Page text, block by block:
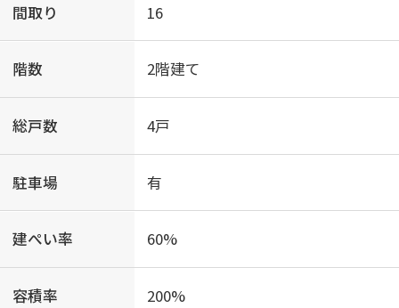
間取り 16
階数 2階建て
総戸数 4戸
駐車場 有
建ぺい率 60%
容積率 200%